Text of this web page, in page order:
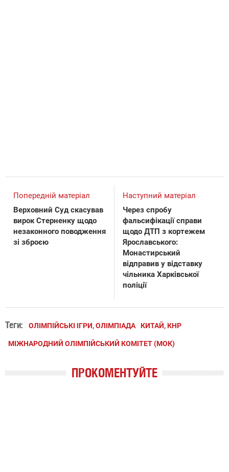
Попередній матеріал
Верховний Суд скасував
вирок Стерненку щодо
незаконного поводження
зі зброєю
Наступний матеріал
Через спробу
фальсифікації справи
щодо ДТП з кортежем
Ярославського:
Монастирський
відправив у відставку
чільника Харківської
поліції
Теги: ОЛІМПІЙСЬКІ ІГРИ, ОЛІМПІАДА КИТАЙ, КНР
МІЖНАРОДНИЙ ОЛІМПІЙСЬКИЙ КОМІТЕТ (МОК)
ПРОКОМЕНТУЙТЕ